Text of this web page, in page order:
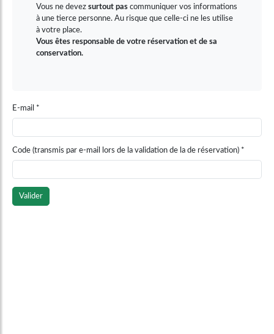
Vous ne devez surtout pas communiquer vos informations
à une tierce personne. Au risque que celle-ci ne les utilise
à votre place.
Vous êtes responsable de votre réservation et de sa
conservation.
E-mail
Code (transmis par e-mail lors de la validation de la de réservation)
Valider